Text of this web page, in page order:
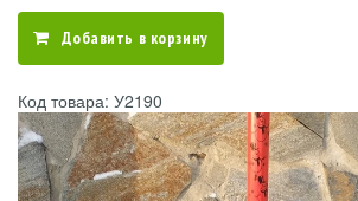
Добавить в корзину
Код товара: У2190